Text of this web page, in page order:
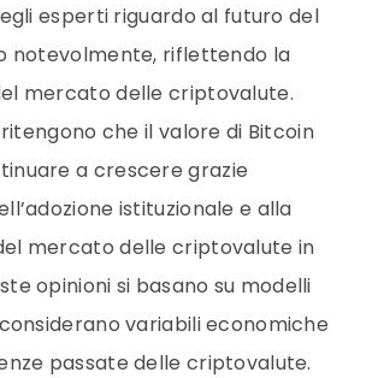
esperti riguardo al futuro del
notevolmente, riflettendo la
mercato delle criptovalute.
che il valore di Bitcoin
a crescere grazie
istituzionale e alla
mercato delle criptovalute in
opinioni si basano su modelli
variabili economiche
passate delle criptovalute.